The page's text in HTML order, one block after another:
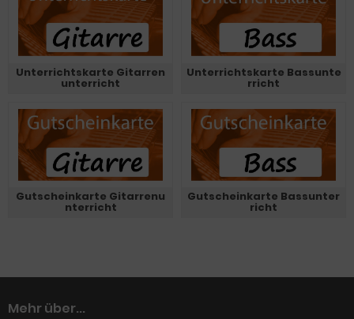
Unterrichtskarte Gitarren
unterricht
Unterrichtskarte Bassunte
rricht
Gutscheinkarte Gitarrenu
nterricht
Gutscheinkarte Bassunter
richt
Mehr über...